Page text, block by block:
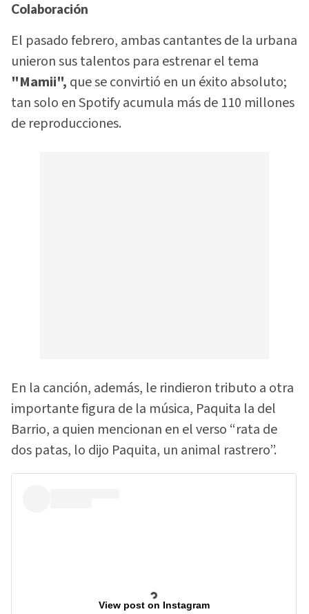
Colaboración
El pasado febrero, ambas cantantes de la urbana
unieron sus talentos para estrenar el tema
"Mamii", que se convirtió en un éxito absoluto;
tan solo en Spotify acumula más de 110 millones
de reproducciones.
En la canción, además, le rindieron tributo a otra
importante figura de la música, Paquita la del
Barrio, a quien mencionan en el verso “rata de
dos patas, lo dijo Paquita, un animal rastrero”.
View post on Instagram